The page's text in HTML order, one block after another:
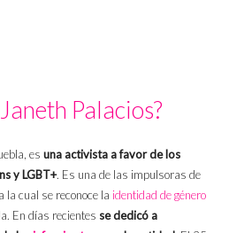
Palacios?
es una activista a favor de los
y LGBT+. Es una de las impulsoras de
la cual se reconoce la identidad de género
En días recientes se dedicó a